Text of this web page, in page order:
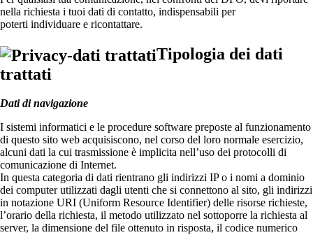
nella richiesta i tuoi dati di contatto, indispensabili per
poterti individuare e ricontattare.
Tipologia dei dati
trattati
Dati di navigazione
I sistemi informatici e le procedure software preposte al funzionamento
di questo sito web acquisiscono, nel corso del loro normale esercizio,
alcuni dati la cui trasmissione è implicita nell’uso dei protocolli di
comunicazione di Internet.
In questa categoria di dati rientrano gli indirizzi IP o i nomi a dominio
dei computer utilizzati dagli utenti che si connettono al sito, gli indirizzi
in notazione URI (Uniform Resource Identifier) delle risorse richieste,
l’orario della richiesta, il metodo utilizzato nel sottoporre la richiesta al
server, la dimensione del file ottenuto in risposta, il codice numerico